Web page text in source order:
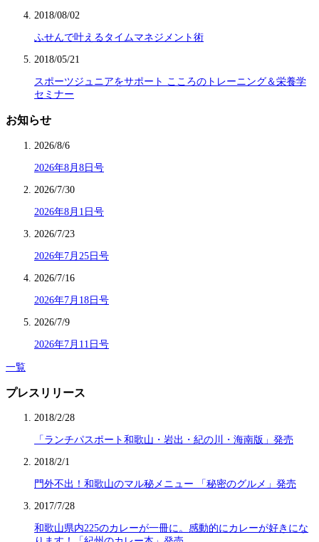
2018/08/02
ふせんで叶えるタイムマネジメント術
2018/05/21
スポーツジュニアをサポート こころのトレーニング＆栄養学
セミナー
お知らせ
2026/8/6
2026年8月8日号
2026/7/30
2026年8月1日号
2026/7/23
2026年7月25日号
2026/7/16
2026年7月18日号
2026/7/9
2026年7月11日号
一覧
プレスリリース
2018/2/28
「ランチパスポート和歌山・岩出・紀の川・海南版」発売
2018/2/1
門外不出！和歌山のマル秘メニュー 「秘密のグルメ」発売
2017/7/28
和歌山県内225のカレーが一冊に。感動的にカレーが好きにな